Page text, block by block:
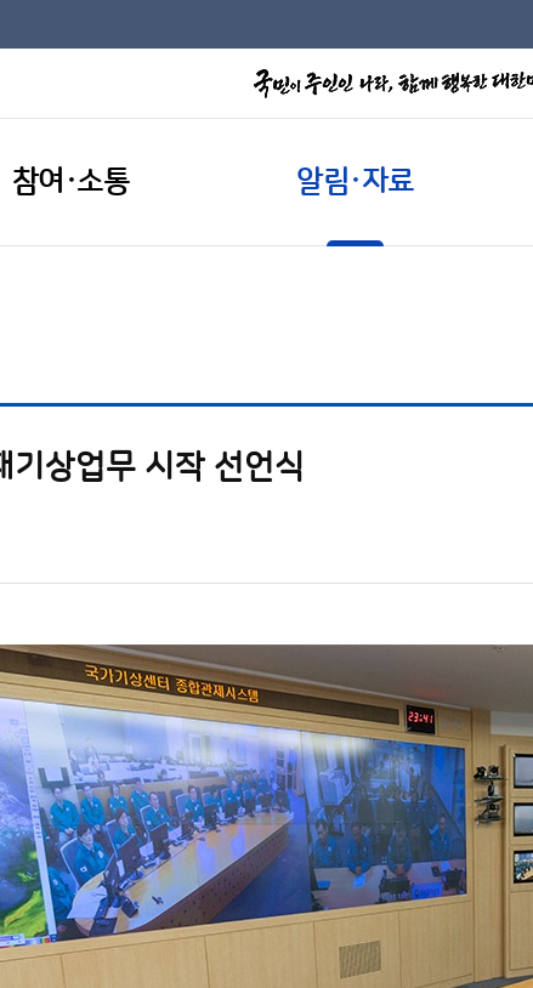
참여·소통 알림·자료
상업무 시작 선언식